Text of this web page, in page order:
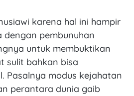
karena hal ini hampir
pembunuhan
untuk membuktikan
sulit bahkan bisa
Pasalnya modus kejahatan
perantara dunia gaib